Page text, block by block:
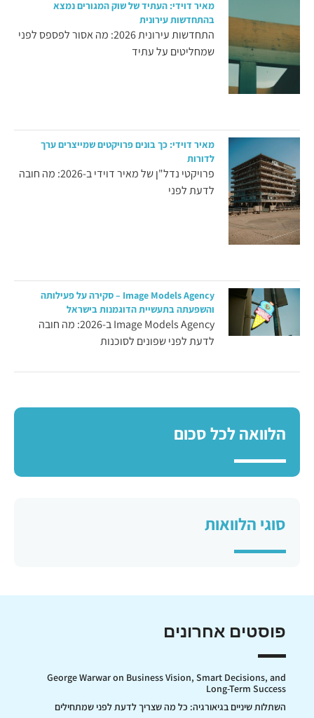
מאיר דוידי: העתיד של שוק המגורים נמצא
בהתחדשות עירונית
התחדשות עירונית 2026: מה אסור לפספס לפני
שמחליטים על עתיד
מאיר דוידי: כך בונים פרויקטים שמייצרים ערך
לדורות
פרויקטי נדל"ן של מאיר דוידי ב-2026: מה חובה
לדעת לפני
Image Models Agency – סקירה על פעילותה
והשפעתה בתעשיית הדוגמנות בישראל
Image Models Agency ב-2026: מה חובה
לדעת לפני שפונים לסוכנות
הלוואה לכל סכום
סוגי הלוואות
פוסטים אחרונים
George Warwar on Business Vision, Smart Decisions, and
Long-Term Success
השתלות שיניים בגיאורגיה: כל מה שצריך לדעת לפני שמתחילים